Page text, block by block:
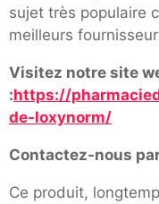
sujet très populaire
meilleurs
Visitez notre site
:https://
de-loxynorm/
Contactez-nous
Ce produit,